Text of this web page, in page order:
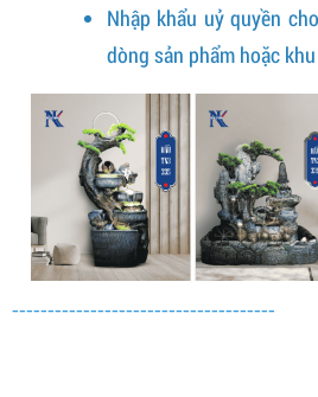
Nhập khẩu uỷ quyền
dòng sản phẩm hoặc
-------------------------------------